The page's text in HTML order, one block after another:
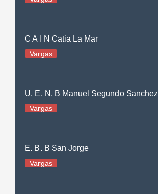
C A I N Catia La Mar
Vargas
U. E. N. B Manuel Segundo Sanchez
Vargas
E. B. B San Jorge
Vargas